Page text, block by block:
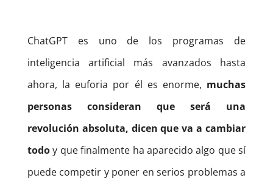
ChatGPT es uno de los programas de
inteligencia artificial más avanzados hasta
ahora, la euforia por él es enorme, muchas
personas consideran que será una
revolución absoluta, dicen que va a cambiar
todoy que finalmente ha aparecido algo que sí
puede competir y poner en serios problemas a